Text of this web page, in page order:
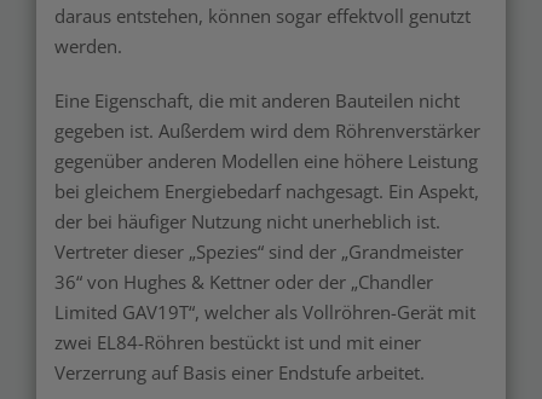
daraus entstehen, können sogar effektvoll genutzt
werden.
Eine Eigenschaft, die mit anderen Bauteilen nicht
gegeben ist. Außerdem wird dem Röhrenverstärker
gegenüber anderen Modellen eine höhere Leistung
bei gleichem Energiebedarf nachgesagt. Ein Aspekt,
der bei häufiger Nutzung nicht unerheblich ist.
Vertreter dieser „Spezies“ sind der „Grandmeister
36“ von Hughes & Kettner oder der „Chandler
Limited GAV19T“, welcher als Vollröhren-Gerät mit
zwei EL84-Röhren bestückt ist und mit einer
Verzerrung auf Basis einer Endstufe arbeitet.